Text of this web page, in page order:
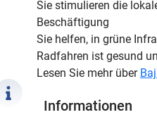
Sie stimulieren die
Beschäftigung
Sie helfen, in grüne
Radfahren ist gesund
Lesen Sie mehr über
Informationen